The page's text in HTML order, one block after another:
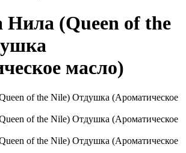
Нила (Queen of the
масло)